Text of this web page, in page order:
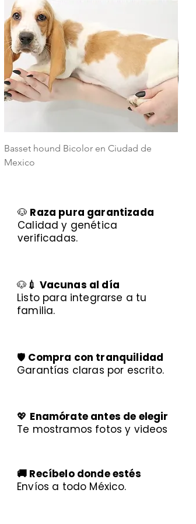
Basset hound Bicolor en Ciudad de
Mexico
🐶 Raza pura garantizada
Calidad y genética
verificadas.
🐶 💉 Vacunas al día
Listo para integrarse a tu
familia.
🛡️ Compra con tranquilidad
Garantías claras por escrito.
💖 Enamórate antes de elegir
Te mostramos fotos y videos
🚚 Recíbelo donde estés
Envíos a todo México.